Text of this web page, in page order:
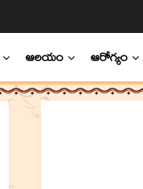
ఆలయం ఆరోగ్యం